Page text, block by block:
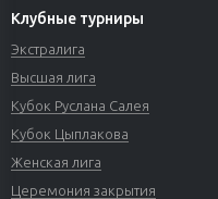
Клубные турниры
Экстралига
Высшая лига
Кубок Руслана Салея
Кубок Цыплакова
Женская лига
Церемония закрытия